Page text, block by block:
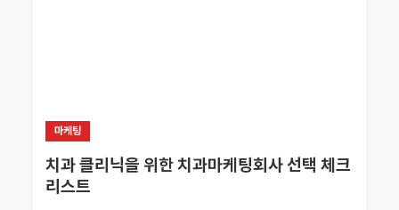
마케팅
치과 클리닉을 위한 치과마케팅회사 선택 체크
리스트